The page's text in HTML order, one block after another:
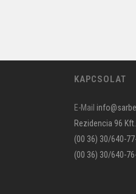
KAPCSOLAT
E-Mail
Rezidencia 96
(00 36) 30/640-
(00 36) 30/640-